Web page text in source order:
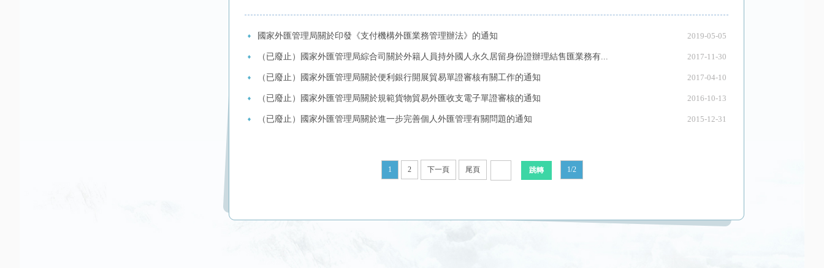
國家外匯管理局關於印發《支付機構外匯業務管理辦法》的通知 2019-05-05
（已廢止）國家外匯管理局綜合司關於外籍人員持外國人永久居留身份證辦理結售匯業務有... 2017-11-30
（已廢止）國家外匯管理局關於便利銀行開展貿易單證審核有關工作的通知 2017-04-10
（已廢止）國家外匯管理局關於規範貨物貿易外匯收支電子單證審核的通知 2016-10-13
（已廢止）國家外匯管理局關於進一步完善個人外匯管理有關問題的通知 2015-12-31
1 2 下一頁 尾頁 1/2